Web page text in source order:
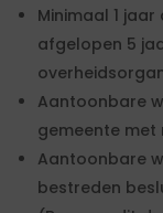
Minimaal 1
afgelopen 5
Aantoonbare
gemeente met
Aantoonbare
bestreden